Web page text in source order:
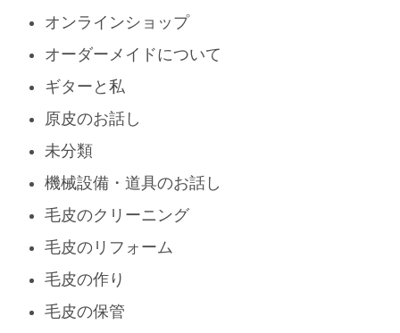
オンラインショップ
オーダーメイドについて
ギターと私
原皮のお話し
未分類
機械設備・道具のお話し
毛皮のクリーニング
毛皮のリフォーム
毛皮の作り
毛皮の保管